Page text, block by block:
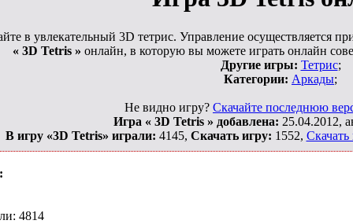
в увлекательный 3D тетрис. Управление осуществляется
« 3D Tetris » онлайн, в которую вы можете играть онлайн
Другие игры: Тетрис;
Категории: Аркады;
Не видно игру? Скачайте последнюю
Игра « 3D Tetris » добавлена: 25.04.2012,
В игру «3D Tetris» играли: 4145, Скачать игру: 1552,
4814